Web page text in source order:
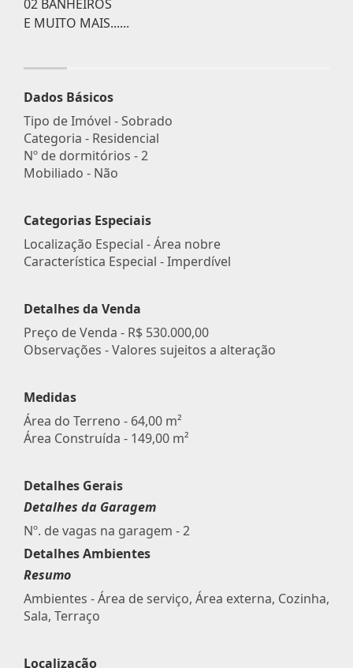
02 BANHEIROS
E MUITO MAIS......
Dados Básicos
Tipo de Imóvel - Sobrado
Categoria - Residencial
Nº de dormitórios - 2
Mobiliado - Não
Categorias Especiais
Localização Especial - Área nobre
Característica Especial - Imperdível
Detalhes da Venda
Preço de Venda - R$ 530.000,00
Observações - Valores sujeitos a alteração
Medidas
Área do Terreno - 64,00 m²
Área Construída - 149,00 m²
Detalhes Gerais
Detalhes da Garagem
Nº. de vagas na garagem - 2
Detalhes Ambientes
Resumo
Ambientes - Área de serviço, Área externa, Cozinha,
Sala, Terraço
Localização